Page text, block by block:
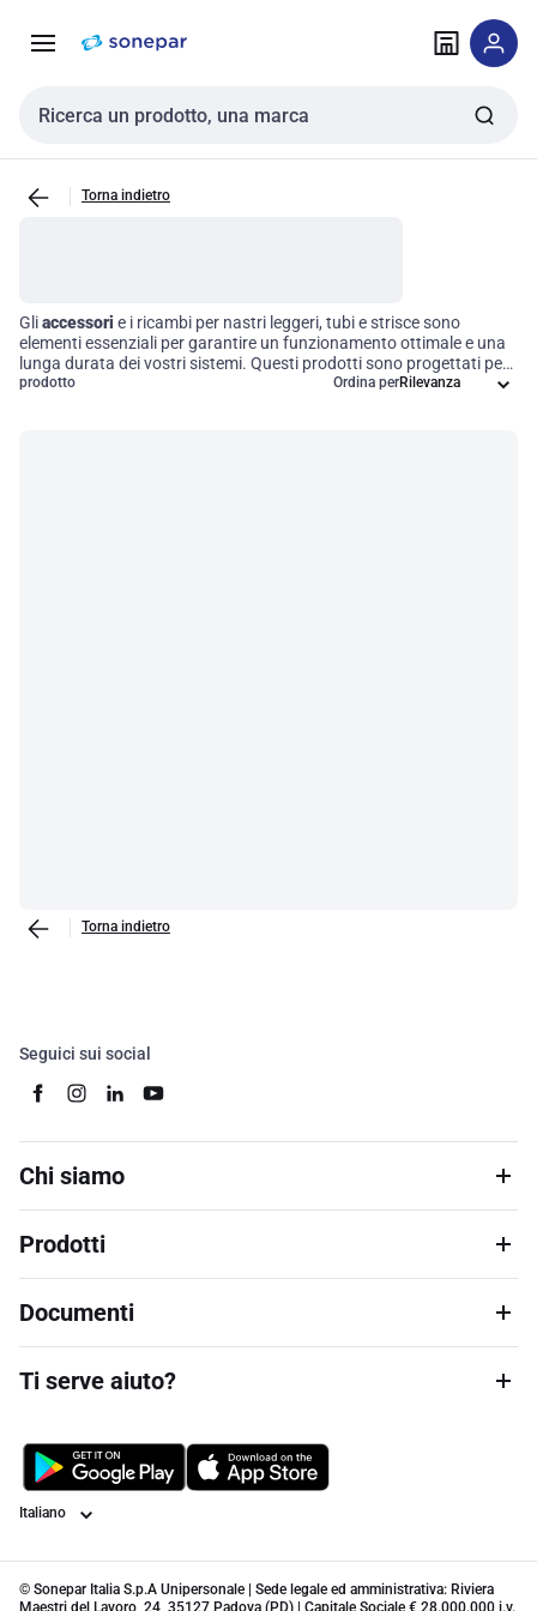
navigazione alla
Cerca input
Torna indietro
Gliaccessori e i ricambi per nastri leggeri, tubi e strisce sono
elementi essenziali per garantire un funzionamento ottimale e una
lunga durata dei vostri sistemi. Questi prodotti sono progettati per
semplificare l'installazione e la manutenzione, offrendo soluzioni
prodotto Ordina per
Torna indietro
Seguici sui social
Chi siamo
Prodotti
Documenti
Ti serve aiuto?
Lingua
© Sonepar Italia S.p.A Unipersonale | Sede legale ed amministrativa: Riviera
Maestri del Lavoro, 24, 35127 Padova (PD) | Capitale Sociale € 28.000.000 i.v.